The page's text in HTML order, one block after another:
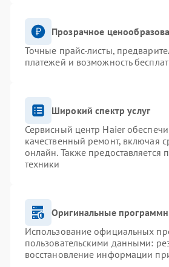
Прозрачное
Точные прайс-листы,
платежей и возможность
Широкий спектр услуг
Сервисный центр Haier
качественный ремонт, включая
онлайн. Также
техники
Оригинальные
Использование официальных
пользовательскими данными:
восстановление информации